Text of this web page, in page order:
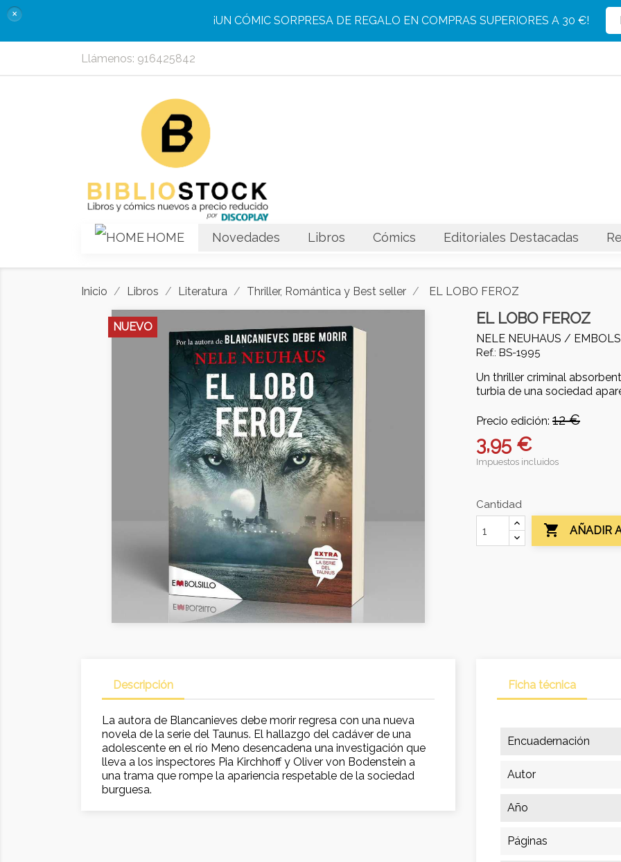
¡UN CÓMIC SORPRESA DE REGALO EN COMPRAS SUPERIORES A 30 €!
×
Llámenos: 916425842
HOME Novedades Libros Cómics Editoriales Destacadas
Inicio Libros Literatura Thriller, Romántica y Best seller EL LOBO FEROZ
NUEVO EL LOBO FEROZ
NELE NEUHAUS /
Ref.: BS-1995
Un thriller criminal
turbia de una sociedad
Precio edición: 12 €
3,95 €
Impuestos incluidos
Cantidad
 AÑADIR
Descripción
La autora de Blancanieves debe morir regresa con una nueva
novela de la serie del Taunus. El hallazgo del cadáver de una
adolescente en el río Meno desencadena una investigación que
lleva a los inspectores Pia Kirchhoff y Oliver von Bodenstein a
una trama que rompe la apariencia respetable de la sociedad
burguesa.
Ficha técnica
Encuadernación
Autor
Año
Páginas